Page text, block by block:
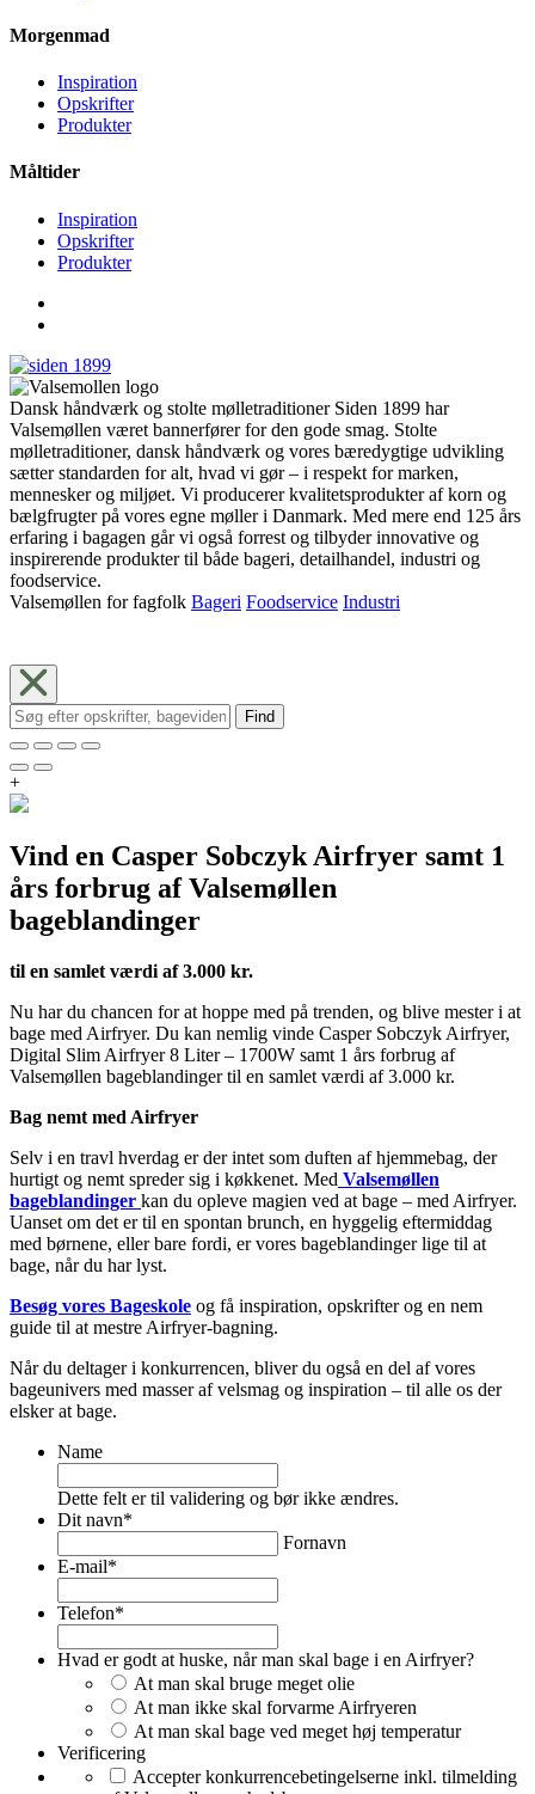
Morgenmad
Inspiration
Opskrifter
Produkter
Måltider
Inspiration
Opskrifter
Produkter
Dansk håndværk og stolte mølletraditioner Siden 1899 har
Valsemøllen været bannerfører for den gode smag. Stolte
mølletraditioner, dansk håndværk og vores bæredygtige udvikling
sætter standarden for alt, hvad vi gør – i respekt for marken,
mennesker og miljøet. Vi producerer kvalitetsprodukter af korn og
bælgfrugter på vores egne møller i Danmark. Med mere end 125 års
erfaring i bagagen går vi også forrest og tilbyder innovative og
inspirerende produkter til både bageri, detailhandel, industri og
foodservice.
Valsemøllen for fagfolk Bageri Foodservice Industri
Find
+
Vind en Casper Sobczyk Airfryer samt 1
års forbrug af Valsemøllen
bageblandinger
til en samlet værdi af 3.000 kr.
Nu har du chancen for at hoppe med på trenden, og blive mester i at
bage med Airfryer. Du kan nemlig vinde Casper Sobczyk Airfryer,
Digital Slim Airfryer 8 Liter – 1700W samt 1 års forbrug af
Valsemøllen bageblandinger til en samlet værdi af 3.000 kr.
Bag nemt med Airfryer
Selv i en travl hverdag er der intet som duften af hjemmebag, der
hurtigt og nemt spreder sig i køkkenet. Med Valsemøllen
bageblandinger kan du opleve magien ved at bage – med Airfryer.
Uanset om det er til en spontan brunch, en hyggelig eftermiddag
med børnene, eller bare fordi, er vores bageblandinger lige til at
bage, når du har lyst.
Besøg vores Bageskole og få inspiration, opskrifter og en nem
guide til at mestre Airfryer-bagning.
Når du deltager i konkurrencen, bliver du også en del af vores
bageunivers med masser af velsmag og inspiration – til alle os der
elsker at bage.
Name
Dette felt er til validering og bør ikke ændres.
Dit navn*
Fornavn
E-mail*
Telefon*
Hvad er godt at huske, når man skal bage i en Airfryer?
At man skal bruge meget olie
At man ikke skal forvarme Airfryeren
At man skal bage ved meget høj temperatur
Verificering
Accepter konkurrencebetingelserne inkl. tilmelding